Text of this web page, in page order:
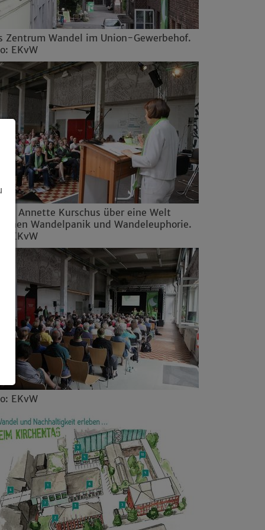
Zentrum Wandel im Union-Gewerbehof.
EKvW
Annette Kurschus über eine Welt
Wandelpanik und Wandeleuphorie.
EKvW
EKvW